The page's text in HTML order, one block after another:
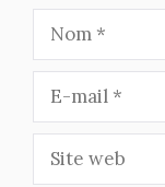
mail
web